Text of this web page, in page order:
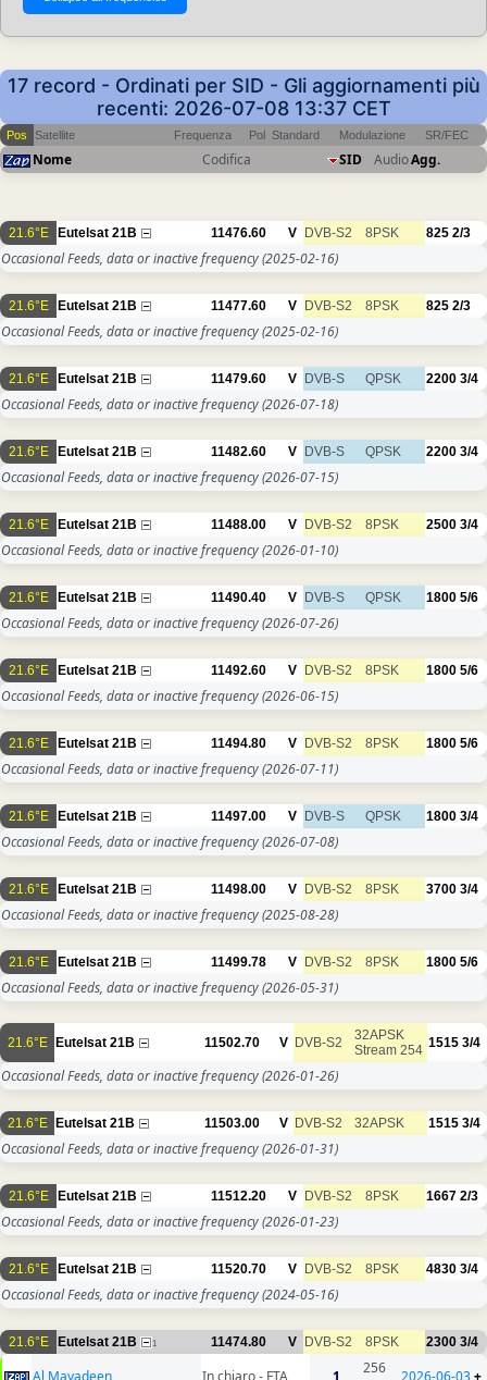
17 record - Ordinati per SID - Gli aggiornamenti più
recenti: 2026-07-08 13:37 CET
Pos Satellite Frequenza Pol Standard Modulazione SR/FEC
Nome Codifica SID AudioAgg.
21.6°E Eutelsat 21B 11476.60 V DVB-S2 8PSK 825 2/3
Occasional Feeds, data or inactive frequency(2025-02-16)
21.6°E Eutelsat 21B 11477.60 V DVB-S2 8PSK 825 2/3
Occasional Feeds, data or inactive frequency(2025-02-16)
21.6°E Eutelsat 21B 11479.60 V DVB-S QPSK 2200 3/4
Occasional Feeds, data or inactive frequency(2026-07-18)
21.6°E Eutelsat 21B 11482.60 V DVB-S QPSK 2200 3/4
Occasional Feeds, data or inactive frequency(2026-07-15)
21.6°E Eutelsat 21B 11488.00 V DVB-S2 8PSK 2500 3/4
Occasional Feeds, data or inactive frequency(2026-01-10)
21.6°E Eutelsat 21B 11490.40 V DVB-S QPSK 1800 5/6
Occasional Feeds, data or inactive frequency(2026-07-26)
21.6°E Eutelsat 21B 11492.60 V DVB-S2 8PSK 1800 5/6
Occasional Feeds, data or inactive frequency(2026-06-15)
21.6°E Eutelsat 21B 11494.80 V DVB-S2 8PSK 1800 5/6
Occasional Feeds, data or inactive frequency(2026-07-11)
21.6°E Eutelsat 21B 11497.00 V DVB-S QPSK 1800 3/4
Occasional Feeds, data or inactive frequency(2026-07-08)
21.6°E Eutelsat 21B 11498.00 V DVB-S2 8PSK 3700 3/4
Occasional Feeds, data or inactive frequency(2025-08-28)
21.6°E Eutelsat 21B 11499.78 V DVB-S2 8PSK 1800 5/6
Occasional Feeds, data or inactive frequency(2026-05-31)
21.6°E Eutelsat 21B 11502.70 V DVB-S2
32APSK
Stream 254 1515 3/4
Occasional Feeds, data or inactive frequency(2026-01-26)
21.6°E Eutelsat 21B 11503.00 V DVB-S2 32APSK 1515 3/4
Occasional Feeds, data or inactive frequency(2026-01-31)
21.6°E Eutelsat 21B 11512.20 V DVB-S2 8PSK 1667 2/3
Occasional Feeds, data or inactive frequency(2026-01-23)
21.6°E Eutelsat 21B 11520.70 V DVB-S2 8PSK 4830 3/4
Occasional Feeds, data or inactive frequency(2024-05-16)
21.6°E Eutelsat 21B 1 11474.80 V DVB-S2 8PSK 2300 3/4
Al Mayadeen In chiaro - FTA 1
256
2026-06-03+